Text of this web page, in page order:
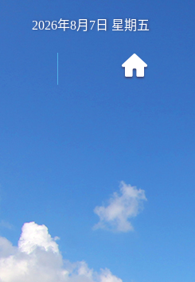
2026年8月7日 星期五